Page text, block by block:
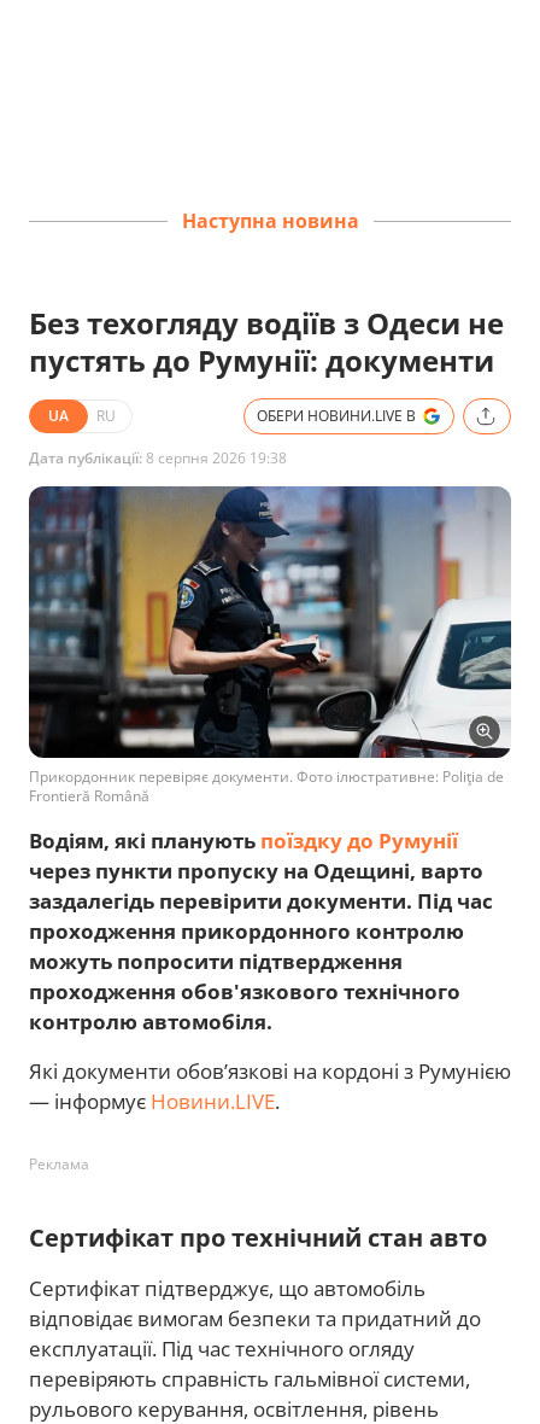
Наступна новина
Без техогляду водіїв з Одеси не
пустять до Румунії: документи
UA RU ОБЕРИ НОВИНИ.LIVE В
Дата публікації:8 серпня 2026 19:38
Прикордонник перевіряє документи. Фото ілюстративне: Poliţia de
Frontieră Română
Водіям, які планують поїздку до Румунії
через пункти пропуску на Одещині, варто
заздалегідь перевірити документи. Під час
проходження прикордонного контролю
можуть попросити підтвердження
проходження обов'язкового технічного
контролю автомобіля.
Які документи обов’язкові на кордоні з Румунією
— інформує Новини.LIVE.
Реклама
Сертифікат про технічний стан авто
Сертифікат підтверджує, що автомобіль
відповідає вимогам безпеки та придатний до
експлуатації. Під час технічного огляду
перевіряють справність гальмівної системи,
рульового керування, освітлення, рівень